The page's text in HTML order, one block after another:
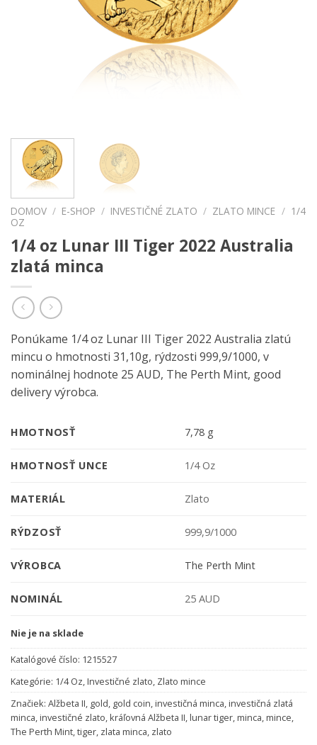
DOMOV / E-SHOP / INVESTIČNÉ ZLATO / ZLATO MINCE / 1/4
OZ
1/4 oz Lunar III Tiger 2022 Australia
zlatá minca
Ponúkame 1/4 oz Lunar III Tiger 2022 Australia zlatú
mincu o hmotnosti 31,10g, rýdzosti 999,9/1000, v
nominálnej hodnote 25 AUD, The Perth Mint, good
delivery výrobca.
HMOTNOSŤ 7,78 g
HMOTNOSŤ UNCE 1/4 Oz
MATERIÁL Zlato
RÝDZOSŤ 999,9/1000
VÝROBCA The Perth Mint
NOMINÁL 25 AUD
Nie je na sklade
Katalógové číslo: 1215527
Kategórie: 1/4 Oz,Investičné zlato, Zlato mince
Značiek: Alžbeta II, gold, gold coin,investičná minca,investičná zlatá
minca,investičné zlato,kráľovná Alžbeta II,lunar tiger,minca,mince,
The Perth Mint,tiger, zlata minca, zlato